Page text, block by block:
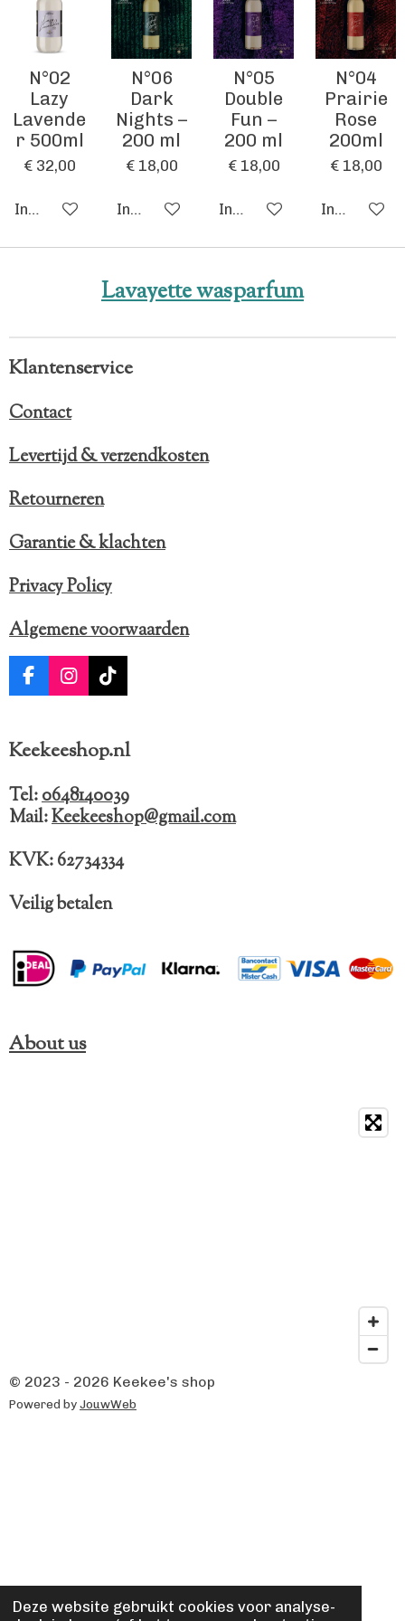
Deze website gebruikt cookies voor analyse-
n
n
n n
N°02
Lazy
Lavende
r 500ml
€ 32,00
In winkelwagen
N°06
Dark
Nights –
200 ml
€ 18,00
In winkelwagen
N°05
Double
Fun –
200 ml
€ 18,00
In winkelwagen
N°04
Prairie
Rose
200ml
€ 18,00
In
Lavayette wasparfum
Klantenservice
Contact
Levertijd & verzendkosten
Retourneren
Garantie & klachten
Privacy Policy
Algemene voorwaarden
F
a
b
o
k
I
n
a
r
a
m
T
i
o
Keekeeshop.nl
Tel:0648140039
Mail:Keekeeshop@gmail.com
KVK: 62734334
Veilig betalen
About us
© 2023 - 2026 Keekee's shop
Powered byJouwWeb